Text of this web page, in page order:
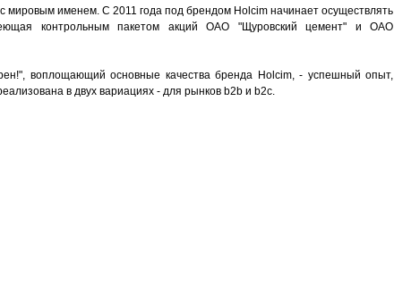
мировым именем. С 2011 года под брендом Holcim начинает осуществлять
контрольным пакетом акций ОАО "Щуровский цемент" и ОАО
воплощающий основные качества бренда Holcim, - успешный опыт,
в двух вариациях - для рынков b2b и b2с.